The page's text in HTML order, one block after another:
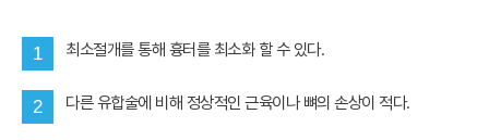
1 최소절개를 통해 흉터를 최소화 할 수 있다.
2 다른 유합술에 비해 정상적인 근육이나 뼈의 손상이 적다.